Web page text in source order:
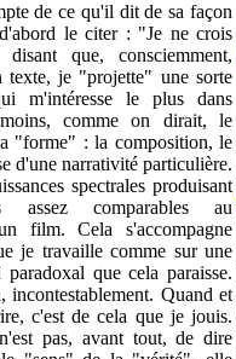
de ce qu'il dit de sa façon
le citer : "Je ne crois
que, consciemment,
texte, je "projette" une sorte
m'intéresse le plus dans
comme on dirait, le
"forme" : la composition, le
d'une narrativité particulière.
spectrales produisant
assez comparables au
film. Cela s'accompagne
je travaille comme sur une
que cela paraisse.
incontestablement. Quand et
c'est de cela que je jouis.
pas, avant tout, de dire